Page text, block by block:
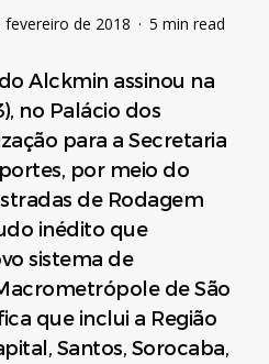
fevereiro de 2018 5 min read
Alckmin assinou na
no Palácio dos
para a Secretaria
por meio do
de Rodagem
inédito que
sistema de
de São
que inclui a Região
Santos, Sorocaba,